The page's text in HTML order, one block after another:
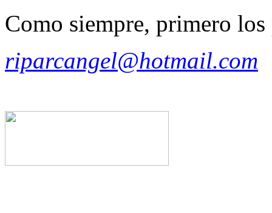
Como siempre, primero los
riparcangel@hotmail.com